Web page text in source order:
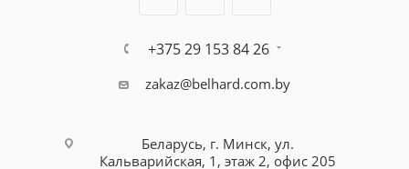
+375 29 153 84 26
zakaz@belhard.com.by
Беларусь, г. Минск, ул.
Кальварийская, 1, этаж 2, офис 205